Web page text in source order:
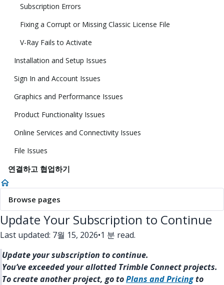
Subscription Errors
Fixing a Corrupt or Missing Classic License File
V-Ray Fails to Activate
Installation and Setup Issues
Sign In and Account Issues
Graphics and Performance Issues
Product Functionality Issues
Online Services and Connectivity Issues
File Issues
연결하고 협업하기
Browse pages
Update Your Subscription to Continue
Last updated: 7월 15, 2026•1 분 read.
Update your subscription to continue.
You’ve exceeded your allotted Trimble Connect projects.
To create another project, go toPlans and Pricingto